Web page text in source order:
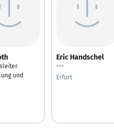
und
Eric Handschel
---
Erfurt